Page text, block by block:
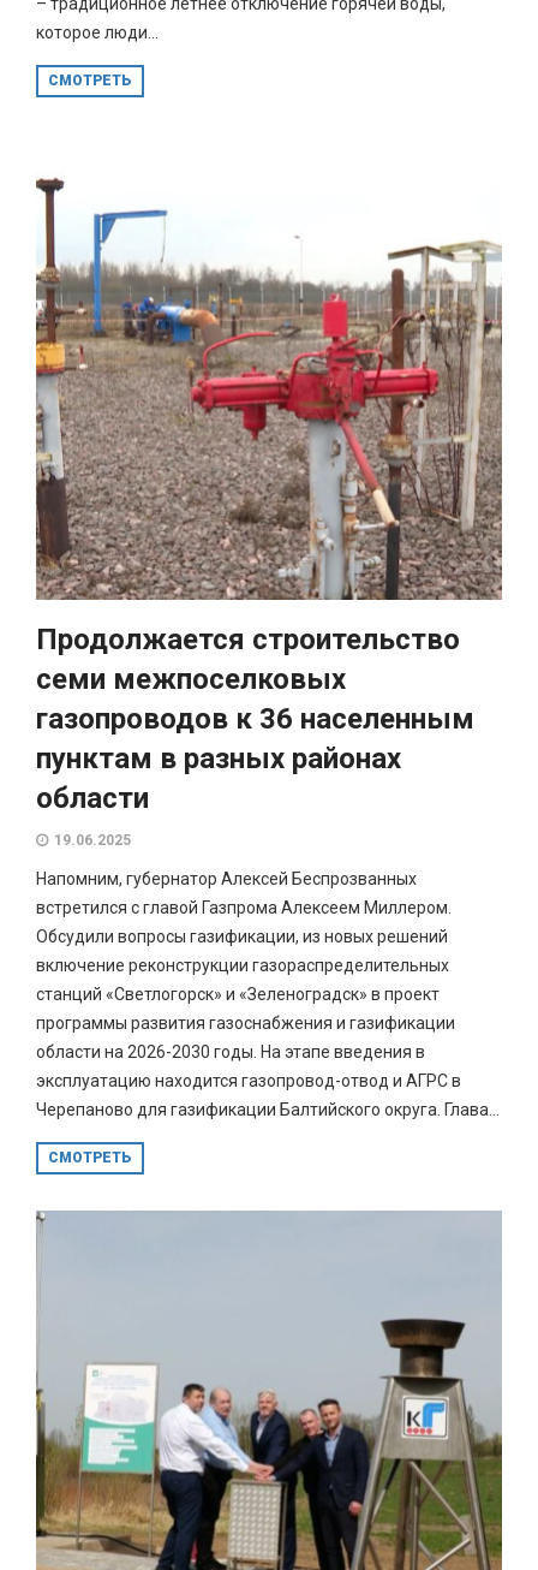
которое люди...
СМОТРЕТЬ
Продолжается строительство
семи межпоселковых
газопроводов к 36 населенным
пунктам в разных районах
области
19.06.2025
Напомним, губернатор Алексей Беспрозванных
встретился с главой Газпрома Алексеем Миллером.
Обсудили вопросы газификации, из новых решений
включение реконструкции газораспределительных
станций «Светлогорск» и «Зеленоградск» в проект
программы развития газоснабжения и газификации
области на 2026-2030 годы. На этапе введения в
эксплуатацию находится газопровод-отвод и АГРС в
Черепаново для газификации Балтийского округа. Глава...
СМОТРЕТЬ